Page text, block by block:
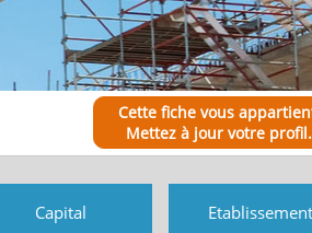
Cette fiche vous
Mettez à jour votre profil.
Capital Etablissement